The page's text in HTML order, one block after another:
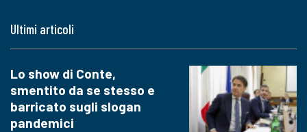
Ultimi articoli
Lo show di Conte,
smentito da se stesso e
barricato sugli slogan
pandemici